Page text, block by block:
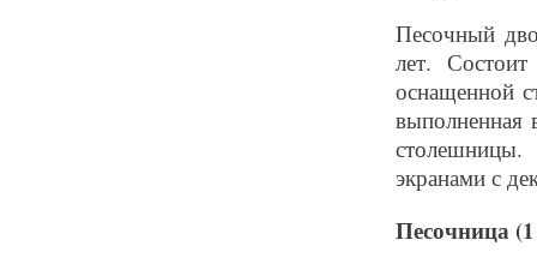
Песочный
лет.
оснащенной
выполненная
экранами с
Песочница